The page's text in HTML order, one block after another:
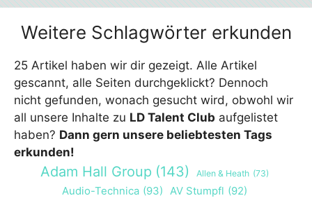
Weitere Schlagwörter erkunden
25 Artikel haben wir dir gezeigt. Alle Artikel
gescannt, alle Seiten durchgeklickt? Dennoch
nicht gefunden, wonach gesucht wird, obwohl wir
all unsere Inhalte zu LD Talent Club aufgelistet
haben? Dann gern unsere beliebtesten Tags
erkunden!
Adam Hall Group (143) Allen & Heath (73)
Audio-Technica (93) AV Stumpfl (92)